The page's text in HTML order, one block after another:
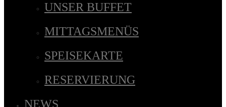
UNSER BUFFET
MITTAGSMENÜS
SPEISEKARTE
RESERVIERUNG
NEWS